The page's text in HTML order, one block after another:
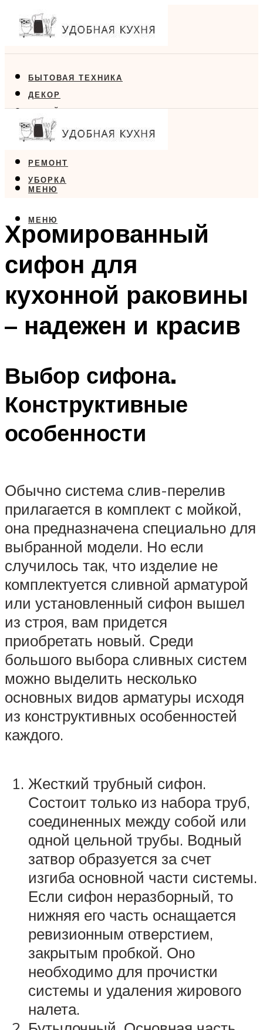
БЫТОВАЯ ТЕХНИКА
ДЕКОР
ДИЗАЙН
ЕДА
РЕМОНТ
УБОРКА
МЕНЮ
МЕНЮ
Хромированный
сифон для
кухонной раковины
– надежен и красив
Выбор сифона.
Конструктивные
особенности
Обычно система слив-перелив
прилагается в комплект с мойкой,
она предназначена специально для
выбранной модели. Но если
случилось так, что изделие не
комплектуется сливной арматурой
или установленный сифон вышел
из строя, вам придется
приобретать новый. Среди
большого выбора сливных систем
можно выделить несколько
основных видов арматуры исходя
из конструктивных особенностей
каждого.
Жесткий трубный сифон.
Состоит только из набора труб,
соединенных между собой или
одной цельной трубы. Водный
затвор образуется за счет
изгиба основной части системы.
Если сифон неразборный, то
нижняя его часть оснащается
ревизионным отверстием,
закрытым пробкой. Оно
необходимо для прочистки
системы и удаления жирового
налета.